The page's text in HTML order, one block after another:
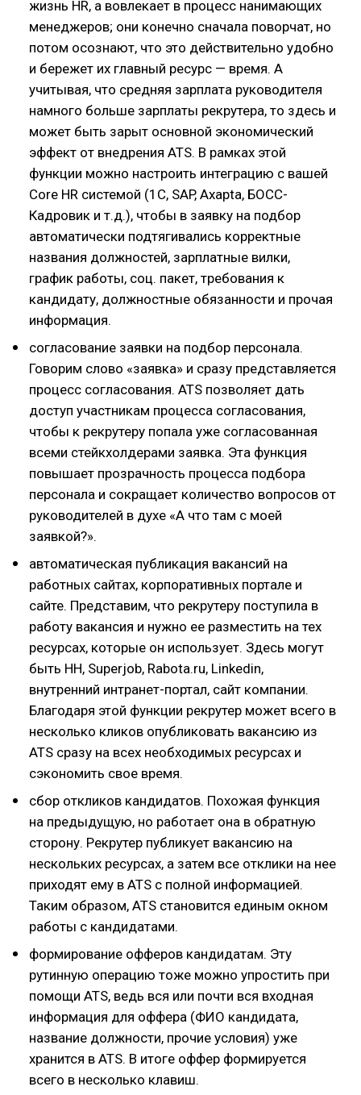
жизнь HR, а вовлекает в процесс нанимающих
менеджеров; они конечно сначала поворчат, но
потом осознают, что это действительно удобно
и бережет их главный ресурс — время. А
учитывая, что средняя зарплата руководителя
намного больше зарплаты рекрутера, то здесь и
может быть зарыт основной экономический
эффект от внедрения ATS. В рамках этой
функции можно настроить интеграцию с вашей
Core HR системой (1C, SAP, Axapta, БОСС-
Кадровик и т.д.), чтобы в заявку на подбор
автоматически подтягивались корректные
названия должностей, зарплатные вилки,
график работы, соц. пакет, требования к
кандидату, должностные обязанности и прочая
информация.
согласование заявки на подбор персонала.
Говорим слово «заявка» и сразу представляется
процесс согласования. ATS позволяет дать
доступ участникам процесса согласования,
чтобы к рекрутеру попала уже согласованная
всеми стейкхолдерами заявка. Эта функция
повышает прозрачность процесса подбора
персонала и сокращает количество вопросов от
руководителей в духе «А что там с моей
заявкой?».
автоматическая публикация вакансий на
работных сайтах, корпоративных портале и
сайте. Представим, что рекрутеру поступила в
работу вакансия и нужно ее разместить на тех
ресурсах, которые он использует. Здесь могут
быть HH, Superjob, Rabota.ru, Linkedin,
внутренний интранет-портал, сайт компании.
Благодаря этой функции рекрутер может всего в
несколько кликов опубликовать вакансию из
ATS сразу на всех необходимых ресурсах и
сэкономить свое время.
сбор откликов кандидатов. Похожая функция
на предыдущую, но работает она в обратную
сторону. Рекрутер публикует вакансию на
нескольких ресурсах, а затем все отклики на нее
приходят ему в ATS c полной информацией.
Таким образом, ATS становится единым окном
работы с кандидатами.
формирование офферов кандидатам. Эту
рутинную операцию тоже можно упростить при
помощи ATS, ведь вся или почти вся входная
информация для оффера (ФИО кандидата,
название должности, прочие условия) уже
хранится в ATS. В итоге оффер формируется
всего в несколько клавиш.